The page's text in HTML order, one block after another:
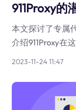
911Proxy的
本文探讨了专属
介绍911Proxy在
2023-11-24 11:47